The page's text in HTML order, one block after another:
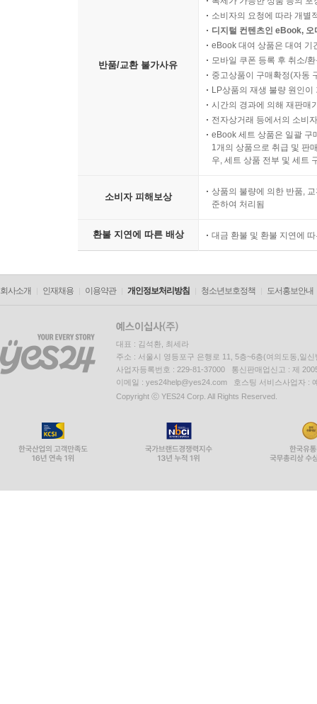
반품/교환 불가사유
소비자의 요청에 따라 개별
디지털 컨텐츠인 eBook,
eBook 대여 상품은 대여 기
모바일 쿠폰 등록 후 취소/
중고상품이 구매확정(자동
LP상품의 재생 불량 원인
시간의 경과에 의해 재판매
전자상거래 등에서의 소비
eBook 세트 상품은 일괄 구
1개의 상품으로 취급 및 판
우, 세트 상품 전부 및 세트
소비자 피해보상
상품의 불량에 의한 반품,
준하여 처리됨
환불 지연에 따른 배상 대금 환불 및 환불 지연에
회사소개 인재채용 이용약관 개인정보처리방침 청소년보호정책 도서홍보안내
대표 : 김석환, 최세라
주소 : 서울시 영등포구 은행로 11, 5층~6층(여의도동,일신
사업자등록번호 : 229-81-37000 통신판매업신고 : 제
이메일 : yes24help@yes24.com 호스팅 서비스사업자 :
Copyright ⓒ YES24 Corp. All Rights Reserved.